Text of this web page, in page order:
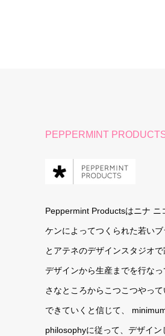
PEPPERMINT
Peppermint Productsはニナ ニ
ケンによってつくられた若い
とアテネのデザインスタジオ
デザインから生産までを行な
さなところからこつこつやっ
できていくと信じて、
philosophyに従って、デザイン